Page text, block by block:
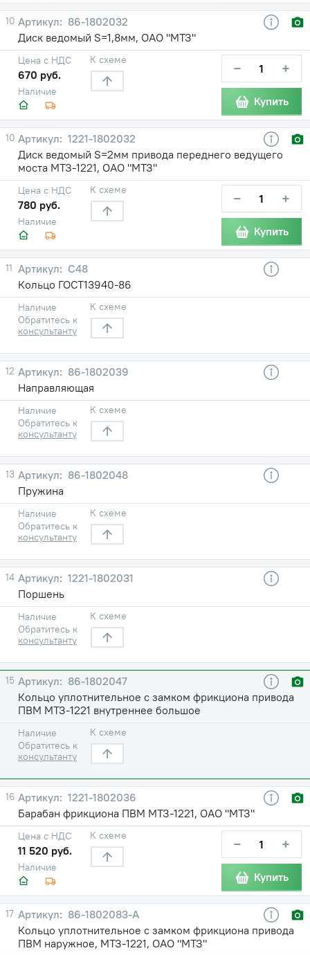
10
86-1802032
Диск ведомый S=1,8мм, ОАО "МТЗ"
Наличие
Цена с НДС
670 руб.
К схеме − +
Купить
10
1221-1802032
Диск ведомый S=2мм привода переднего ведущего
моста МТЗ-1221, ОАО "МТЗ"
Наличие
Цена с НДС
780 руб.
К схеме − +
Купить
11
С48
Кольцо ГОСТ13940-86
Наличие
Обратитесь к
консультанту
К схеме
12
86-1802039
Направляющая
Наличие
Обратитесь к
консультанту
К схеме
13
86-1802048
Пружина
Наличие
Обратитесь к
консультанту
К схеме
14
1221-1802031
Поршень
Наличие
Обратитесь к
консультанту
К схеме
15
86-1802047
Кольцо уплотнительное с замком фрикциона привода
ПВМ МТЗ-1221 внутреннее большое
Наличие
Обратитесь к
консультанту
К схеме
16
1221-1802036
Барабан фрикциона ПВМ МТЗ-1221, ОАО "МТЗ"
Наличие
Цена с НДС
11 520 руб.
К схеме − +
Купить
17
86-1802083-А
Кольцо уплотнительное с замком фрикциона привода
ПВМ наружное, МТЗ-1221, ОАО "МТЗ"